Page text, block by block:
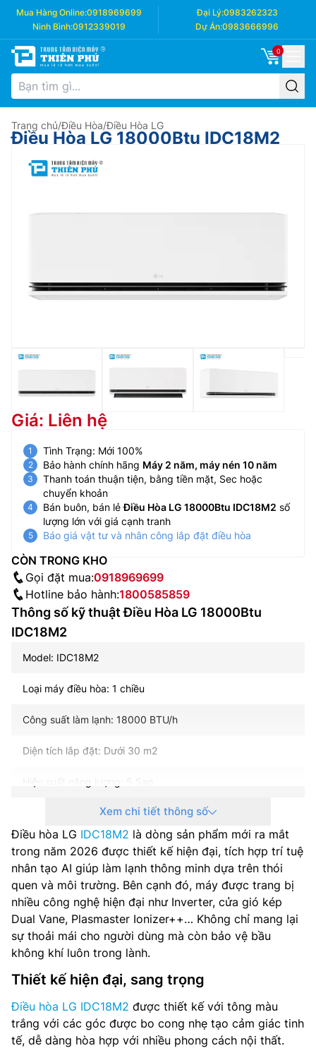
Mua Hàng Online:0918969699 Đại Lý:0983262323
Ninh Bình:0912339019 Dự Án:0983666996
0
Trang chủ/Điều Hòa/Điều Hòa LG
Điều Hòa LG 18000Btu IDC18M2
Giá: Liên hệ
Tình Trạng: Mới 100%
Bảo hành chính hãng Máy 2 năm, máy nén 10 năm
Thanh toán thuận tiện, bằng tiền mặt, Sec hoặc
chuyển khoản
Bán buôn, bán lẻĐiều Hòa LG 18000Btu IDC18M2 số
lượng lớn với giá cạnh tranh
Báo giá vật tư và nhân công lắp đặt điều hòa
CÒN TRONG KHO
Gọi đặt mua:0918969699
Hotline bảo hành:1800585859
Thông số kỹ thuật Điều Hòa LG 18000Btu
IDC18M2
Model: IDC18M2
Loại máy điều hòa: 1 chiều
Công suất làm lạnh: 18000 BTU/h
Diện tích lắp đặt: Dưới 30 m2
Hiệu suất năng lượng: 5 Sao
Công nghệ inverter: Có
Nguồn điện: 1 pha, 220-240 V, 50-60 Hz
Điện năng tiêu thụ: 1.715 kWh
Lưu lượng gió dàn lạnh: – m³/phút
Lưu lượng gió dàn nóng: – m³/phút
Độ ồn dàn nóng: 53 dB(A)
Xem chi tiết thông số
Điều hòa LG IDC18M2 là dòng sản phẩm mới ra mắt
trong năm 2026 được thiết kế hiện đại, tích hợp trí tuệ
nhân tạo AI giúp làm lạnh thông minh dựa trên thói
quen và môi trường. Bên cạnh đó, máy được trang bị
nhiều công nghệ hiện đại như Inverter, cửa gió kép
Dual Vane, Plasmaster Ionizer++… Không chỉ mang lại
sự thoải mái cho người dùng mà còn bảo vệ bầu
không khí luôn trong lành.
Thiết kế hiện đại, sang trọng
Điều hòa LG IDC18M2 được thiết kế với tông màu
trắng với các góc được bo cong nhẹ tạo cảm giác tinh
tế, dễ dàng hòa hợp với nhiều phong cách nội thất.